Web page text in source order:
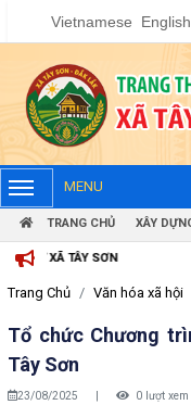
Vietnamese English
MENU
TRANG CHỦ XÂY
TỬ XÃ TÂY SƠN
Trang Chủ Văn hóa xã hội
Tổ chức Chương
Tây Sơn
23/08/2025 0 lượt xem